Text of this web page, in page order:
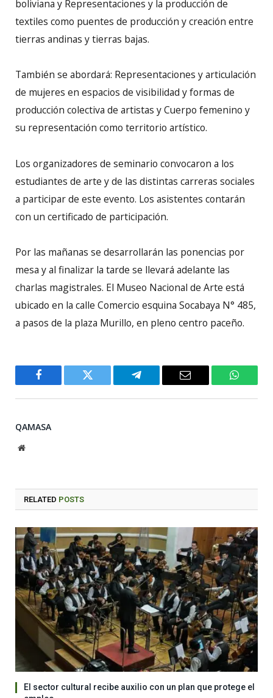
boliviana y Representaciones y la producción de
textiles como puentes de producción y creación entre
tierras andinas y tierras bajas.
También se abordará: Representaciones y articulación
de mujeres en espacios de visibilidad y formas de
producción colectiva de artistas y Cuerpo femenino y
su representación como territorio artístico.
Los organizadores de seminario convocaron a los
estudiantes de arte y de las distintas carreras sociales
a participar de este evento. Los asistentes contarán
con un certificado de participación.
Por las mañanas se desarrollarán las ponencias por
mesa y al finalizar la tarde se llevará adelante las
charlas magistrales. El Museo Nacional de Arte está
ubicado en la calle Comercio esquina Socabaya N° 485,
a pasos de la plaza Murillo, en pleno centro paceño.
Facebook Twitter Telegram Email
QAMASA
Website
RELATED POSTS
El sector cultural recibe auxilio con un plan que protege el